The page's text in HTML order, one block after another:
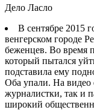
Дело Ласло
В сентябре 2015
венгерском городе
беженцев. Во время
который пытался
подставила ему
Оба упали. На видео
журналистки, так и
широкий